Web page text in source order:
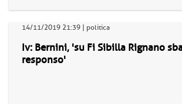
14/11/2019 21:39 | politica
Iv: Bernini, 'su Fi Sibilla Rignano
responso'